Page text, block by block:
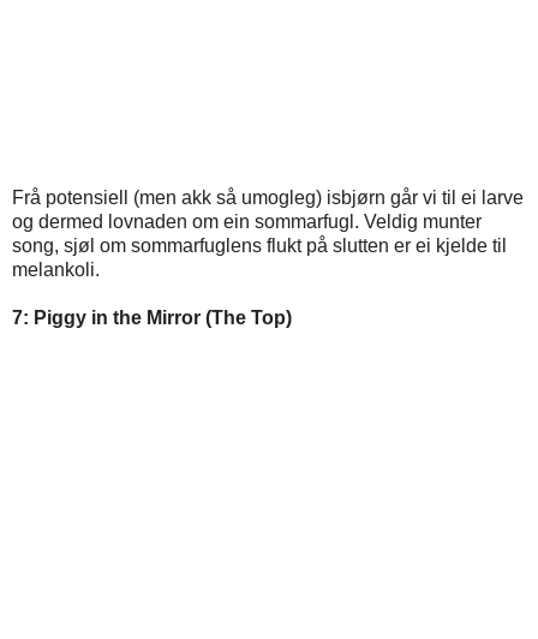
Frå potensiell (men akk så umogleg) isbjørn går vi til ei larve
og dermed lovnaden om ein sommarfugl. Veldig munter
song, sjøl om sommarfuglens flukt på slutten er ei kjelde til
melankoli.
7: Piggy in the Mirror (The Top)